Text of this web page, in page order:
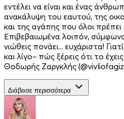
εντέλει να είναι και ένας
ανακάλυψη του εαυτού, της
και της αγάπης που όλοι πρέπει
Επιβεβαιωμένα λοιπόν,
νιώθεις πονάει... ευχάριστα!
και λίγο– πώς ξέρεις ότι το
Θοδωρής Ζαργκλής
Διάβασε περισσότερα